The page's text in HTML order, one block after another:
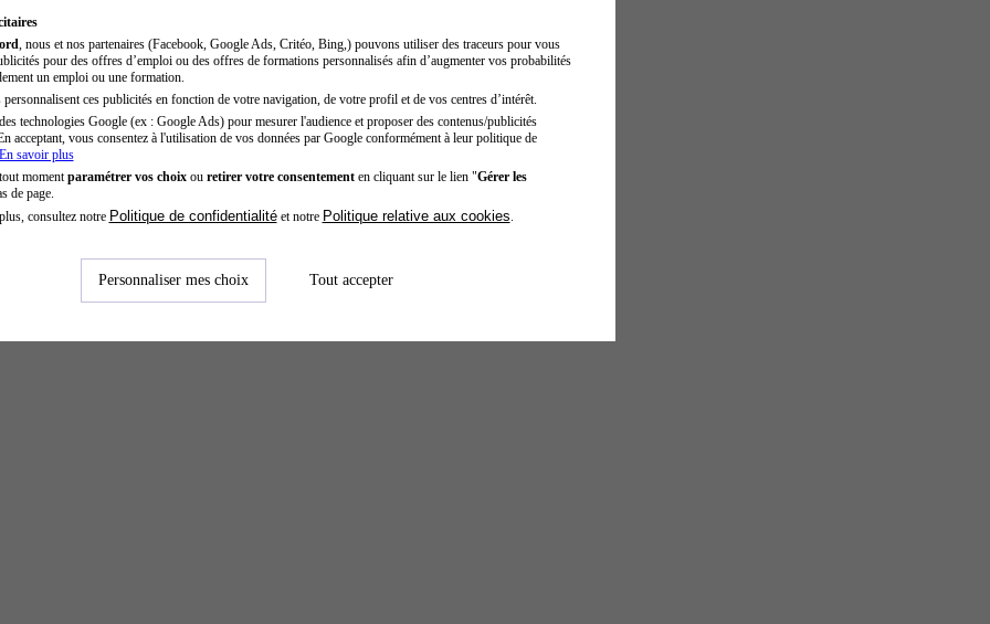
, nous et nos partenaires (Facebook, Google Ads, Critéo, Bing,) pouvons utiliser des traceurs pour vous
pour des offres d’emploi ou des offres de formations personnalisés afin d’augmenter vos probabilités
un emploi ou une formation.
ces publicités en fonction de votre navigation, de votre profil et de vos centres d’intérêt.
technologies Google (ex : Google Ads) pour mesurer l'audience et proposer des contenus/publicités
acceptant, vous consentez à l'utilisation de vos données par Google conformément à leur politique de
savoir plus
moment paramétrer vos choixou retirer votre consentementen cliquant sur le lien "Gérer les
de page.
consultez notre Politique de confidentialitéet notre Politique relative aux cookies
Personnaliser mes choix Tout accepter